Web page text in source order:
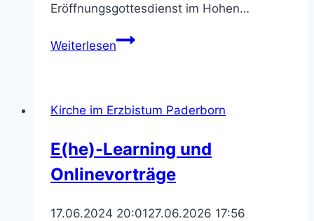
Eröffnungsgottesdienst im Hohen…
WeiterlesenHelfende
Eröffnung
Aktion
Dreikönigssingen
gesucht
Kirche im Erzbistum Paderborn
E(he)-Learning und
Onlinevorträge
17.06.2024 20:0127.06.2026 17:56